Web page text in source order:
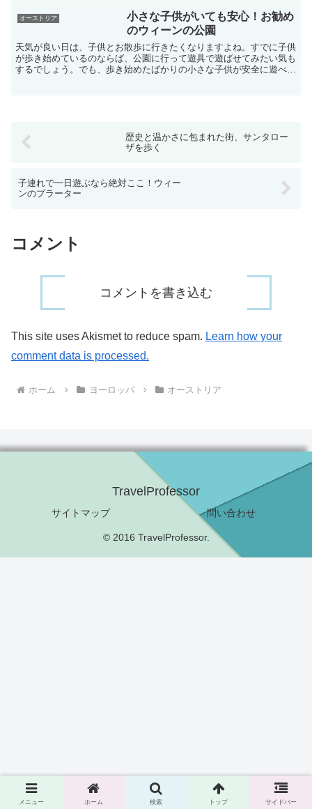
オーストリア
小さな子供がいても安心！お勧め
のウィーンの公園
天気が良い日は、子供とお散歩に行きたくなりますよね。すでに子供
が歩き始めているのならば、公園に行って遊具で遊ばせてみたい気も
するでしょう。でも、歩き始めたばかりの小さな子供が安全に遊べる
歴史と温かさに包まれた街、サンタロー
ザを歩く
子連れで一日遊ぶなら絶対ここ！ウィー
ンのプラーター
コメント
コメントを書き込む
This site uses Akismet to reduce spam. Learn how your
comment data is processed.
ホーム ヨーロッパ オーストリア
TravelProfessor
サイトマップ 問い合わせ
© 2016 TravelProfessor.
メニュー ホーム 検索 トップ サイドバー